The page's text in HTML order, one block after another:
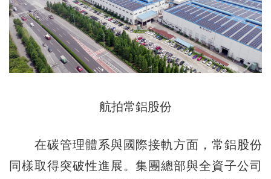
航拍常鋁股份
在碳管理體系與國際接軌方面，常鋁股份
同樣取得突破性進展。集團總部與全資子公司